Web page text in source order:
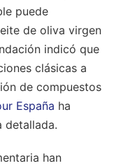
puede
de oliva virgen
indicó que
clásicas a
de compuestos
España ha
detallada.
han